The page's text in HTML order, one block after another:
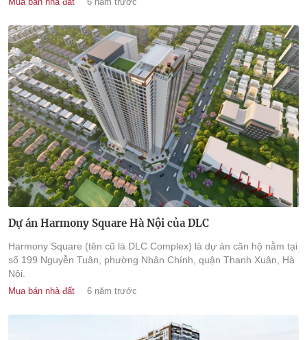
Dự án Harmony Square Hà Nội của DLC
Harmony Square (tên cũ là DLC Complex) là dự án căn hộ nằm tại
số 199 Nguyễn Tuân, phường Nhân Chính, quận Thanh Xuân, Hà
Nội.
Mua bán nhà đất 6 năm trước